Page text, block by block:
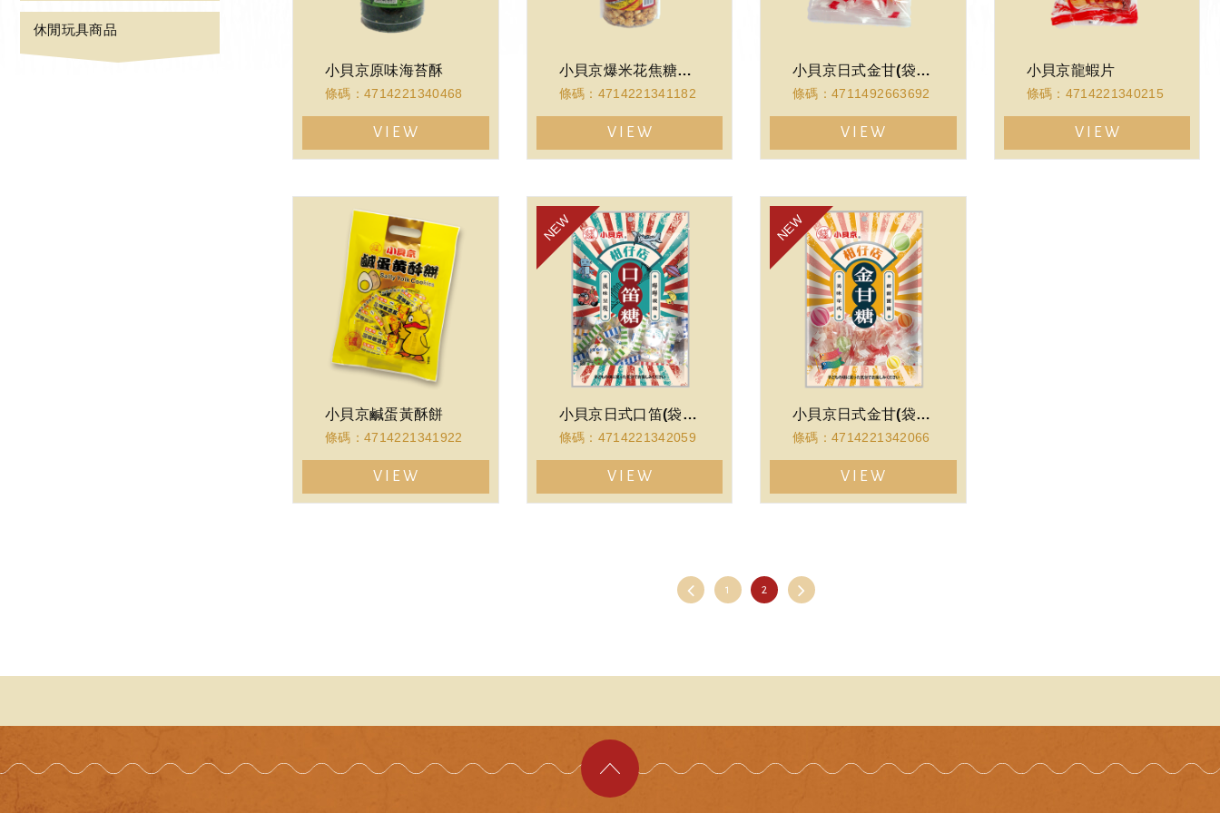
休閒玩具商品
小貝京原味海苔酥
條碼：4714221340468
VIEW
小貝京爆米花焦糖口味
條碼：4714221341182
VIEW
小貝京日式金甘(袋裝)
條碼：4711492663692
VIEW
小貝京龍蝦片
條碼：4714221340215
VIEW
小貝京鹹蛋黃酥餅
條碼：4714221341922
VIEW
小貝京日式口笛(袋裝)
條碼：4714221342059
VIEW
小貝京日式金甘(袋裝)
條碼：4714221342066
VIEW
1 2